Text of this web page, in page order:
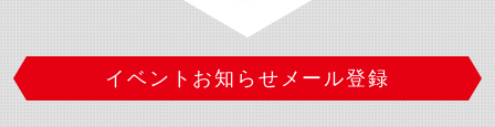
イベントお知らせメール登録